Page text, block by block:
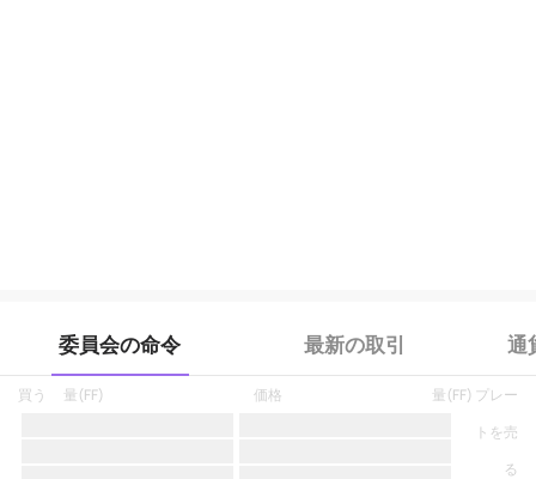
委員会の命令 最新の取引 通
買う 量(FF) 価格
プレー
トを売
る
量(FF)